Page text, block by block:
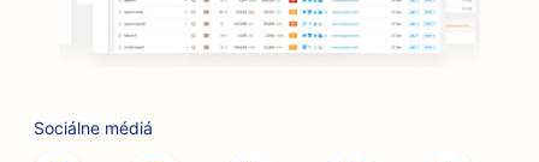
SEO pre grilovacie zariadenia
SEO pre služby botoxu a výplňových materiálov
Sociálne médiá